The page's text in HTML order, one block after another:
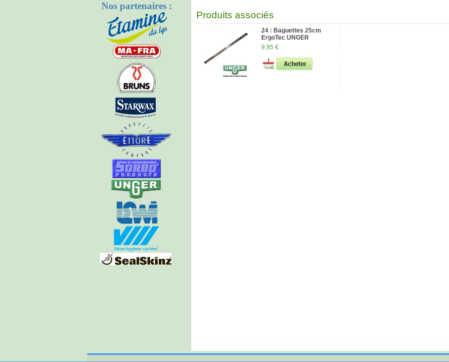
Nos partenaires :
Produits associés
24 : Baguettes 25cm
ErgoTec UNGER
9,95 €